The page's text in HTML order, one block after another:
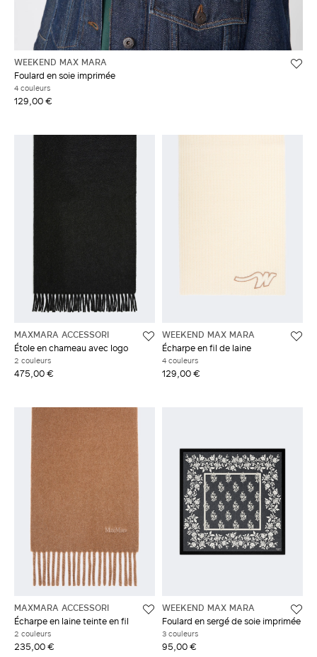
WEEKEND MAX MARA
Foulard en soie imprimée
4 couleurs
129,00 €
MAXMARA ACCESSORI
Étole en chameau avec logo
2 couleurs
475,00 €
WEEKEND MAX MARA
Écharpe en fil de laine
4 couleurs
129,00 €
MAXMARA ACCESSORI
Écharpe en laine teinte en fil
2 couleurs
235,00 €
WEEKEND MAX MARA
Foulard en sergé de soie imprimée
3 couleurs
95,00 €